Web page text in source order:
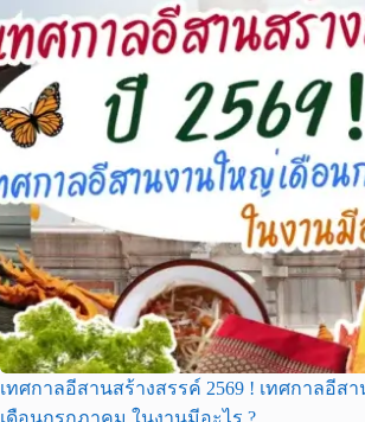
เทศกาลอีสานสร้างสรรค์ 2569 ! เทศกาลอีส
เดือนกรกฎาคม ในงานมีอะไร ?